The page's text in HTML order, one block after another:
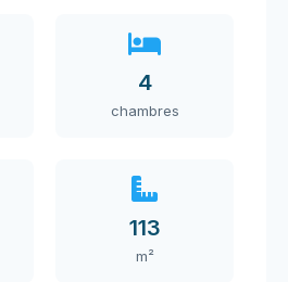
4
chambres
113
m²